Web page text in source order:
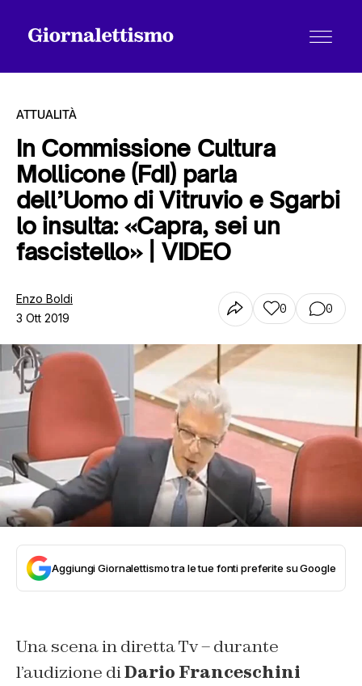
Tutti gli articoli
Chi siamo
Contatti
ATTUALITÀ
In Commissione Cultura
Mollicone (FdI) parla
dell’Uomo di Vitruvio e Sgarbi
lo insulta: «Capra, sei un
fascistello» | VIDEO
Enzo Boldi
3 Ott 2019
0 0
Aggiungi Giornalettismo tra le tue fonti preferite su Google
Una scena in diretta Tv – durante
l’audizione diDario Franceschini